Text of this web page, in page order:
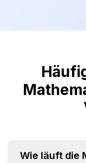
Wie läuft die